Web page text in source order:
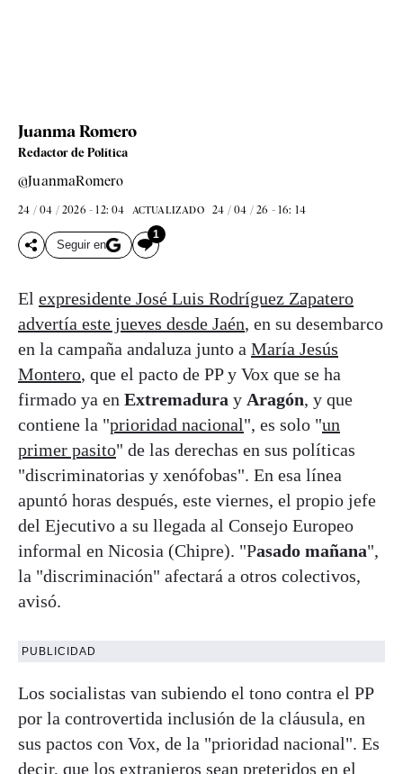
Juanma Romero
Redactor de Política
@JuanmaRomero
24 / 04 / 2026 - 12: 04 ACTUALIZADO 24 / 04 / 26 - 16: 14
Seguir en
1
El expresidente José Luis Rodríguez Zapatero
advertía este jueves desde Jaén, en su desembarco
en la campaña andaluza junto a María Jesús
Montero, que el pacto de PP y Vox que se ha
firmado ya en Extremadura y Aragón, y que
contiene la "prioridad nacional", es solo "un
primer pasito" de las derechas en sus políticas
"discriminatorias y xenófobas". En esa línea
apuntó horas después, este viernes, el propio jefe
del Ejecutivo a su llegada al Consejo Europeo
informal en Nicosia (Chipre). "Pasado mañana",
la "discriminación" afectará a otros colectivos,
avisó.
PUBLICIDAD
Los socialistas van subiendo el tono contra el PP
por la controvertida inclusión de la cláusula, en
sus pactos con Vox, de la "prioridad nacional". Es
decir, que los extranjeros sean preteridos en el